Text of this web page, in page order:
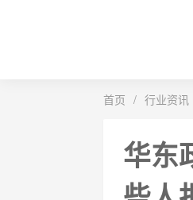
首页 / 行业资讯
华东